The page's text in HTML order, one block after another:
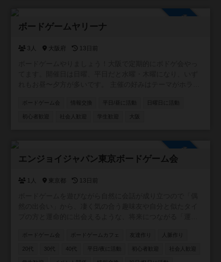
再開していきますので、気長によろしくです〜🐈
ボードゲームヤリーナ
3人 大阪府 13日前
軽量〜中量級でメジャー作品よりは同人ゲームやマイナー
なのが好き。 ちなみにボードゲームアリーナとは関係あり
ボードゲーム会 情報交換 平日/昼に活動
初心者歓迎 社会人歓迎 学生歓迎 大阪
エンジョイジャパン東京ボードゲーム会
1人 東京都 13日前
企画しています✨ 公式ページ https://enjoyjp.jp/
ボードゲーム会 ボードゲームカフェ 友達作り 人脈作り
20代 30代 40代 平日/夜に活動 初心者歓迎 社会人歓迎